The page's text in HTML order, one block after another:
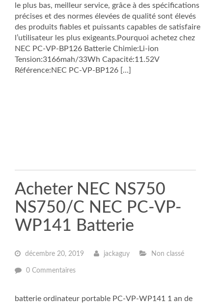
le plus bas, meilleur service, grâce à des spécifications
précises et des normes élevées de qualité sont élevés
des produits fiables et puissants capables de satisfaire
l’utilisateur les plus exigeants.Pourquoi achetez chez
NEC PC-VP-BP126 Batterie Chimie:Li-ion
Tension:3166mah/33Wh Capacité:11.52V
Référence:NEC PC-VP-BP126 […]
Acheter NEC NS750
NS750/C NEC PC-VP-
WP141 Batterie
décembre 20, 2019 jackaguy Non classé
0 Commentaires
batterie ordinateur portable PC-VP-WP141 1 an de